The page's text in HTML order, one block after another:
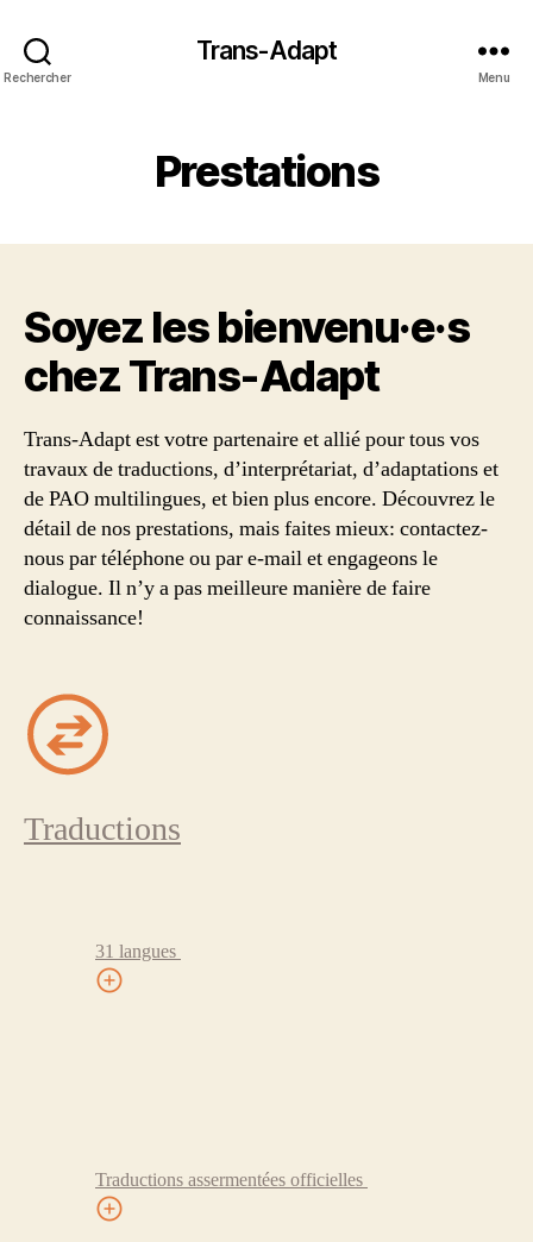
Rechercher
Trans-Adapt
Menu
Prestations
Soyez les bienvenu·e·s
chez Trans‑Adapt
Trans-Adapt est votre partenaire et allié pour tous vos
travaux de traductions, d’interprétariat, d’adaptations et
de PAO multilingues, et bien plus encore. Découvrez le
détail de nos prestations, mais faites mieux: contactez-
nous par téléphone ou par e-mail et engageons le
dialogue. Il n’y a pas meilleure manière de faire
connaissance!
Traductions
31 langues
Traductions assermentées officielles